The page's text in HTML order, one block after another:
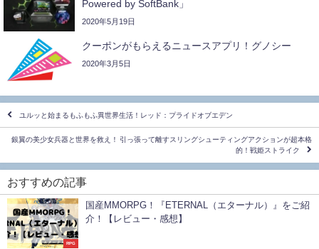
Powered by SoftBank」
2020年5月19日
クーポンがもらえるニュースアプリ！グノシー
2020年3月5日
ユルッと始まるもふもふ異世界生活！レッド：プライドオブエデン
銀翼の美少女兵器と世界を救え！ 引っ張って離すスリングシューティングアクションが超本格
的！戦姫ストライク
おすすめの記事
RPG
国産MMORPG！『ETERNAL（エターナル）』をご紹
介！【レビュー・感想】